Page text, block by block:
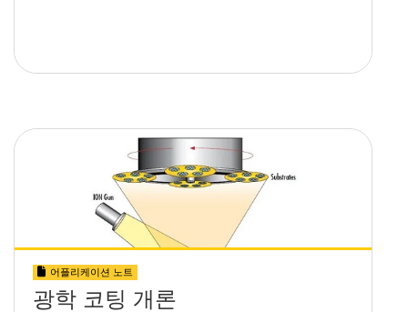
어플리케이션 노트
광학 코팅 개론